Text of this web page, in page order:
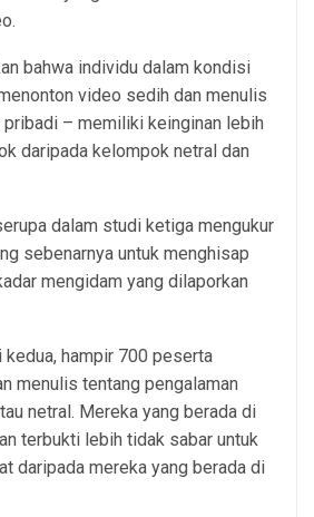
bahwa individu dalam kondisi
video sedih dan menulis
pribadi – memiliki keinginan lebih
daripada kelompok netral dan
dalam studi ketiga mengukur
sebenarnya untuk menghisap
mengidam yang dilaporkan
hampir 700 peserta
menulis tentang pengalaman
netral. Mereka yang berada di
terbukti lebih tidak sabar untuk
daripada mereka yang berada di